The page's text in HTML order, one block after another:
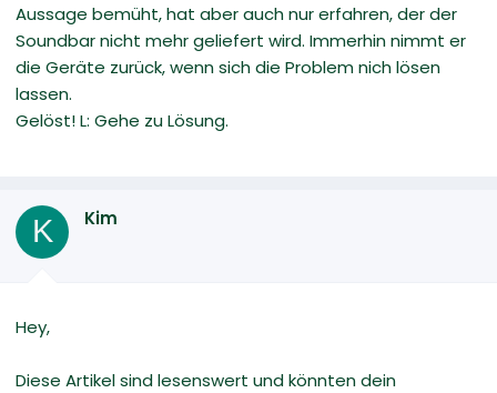
Aussage bemüht, hat aber auch nur erfahren, der der
Soundbar nicht mehr geliefert wird. Immerhin nimmt er
die Geräte zurück, wenn sich die Problem nich lösen
lassen.
Gelöst! L: Gehe zu Lösung.
K Kim
Hey,
Diese Artikel sind lesenswert und könnten dein